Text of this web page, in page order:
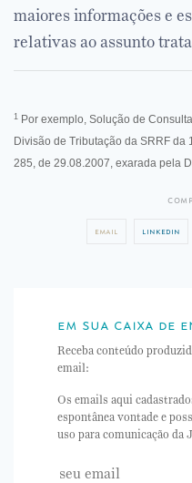
maiores informações e
relativas ao assunto
1
Por exemplo, Solução de
Divisão de Tributação da SRRF da
285, de 29.08.2007, exarada pela
email linkedin
em sua caixa de
Receba conteúdo
email:
Os emails aqui
espontânea vontade e
uso para comunicação da